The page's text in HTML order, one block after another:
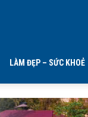
LÀM ĐẸP – SỨC KHOẺ